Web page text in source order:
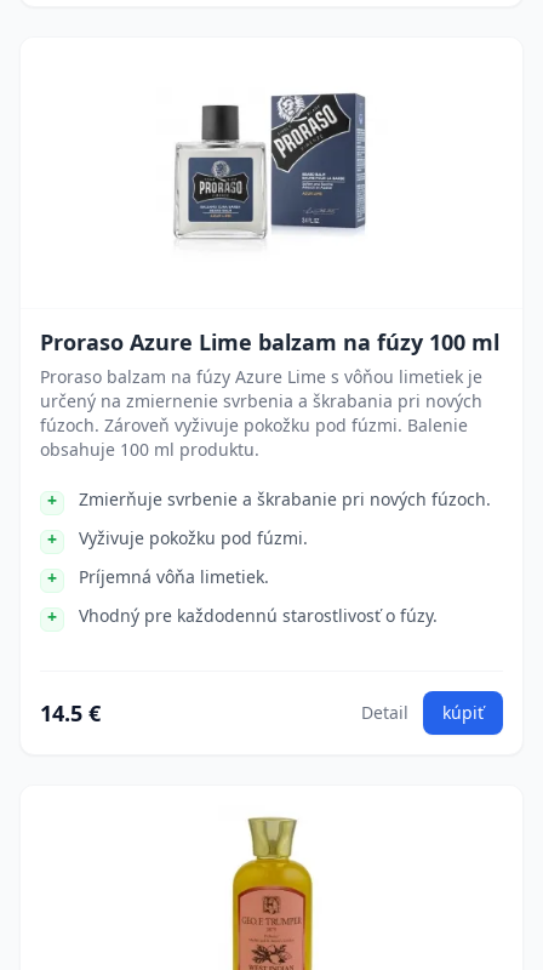
Proraso Azure Lime balzam na fúzy 100 ml
Proraso balzam na fúzy Azure Lime s vôňou limetiek je
určený na zmiernenie svrbenia a škrabania pri nových
fúzoch. Zároveň vyživuje pokožku pod fúzmi. Balenie
obsahuje 100 ml produktu.
Zmierňuje svrbenie a škrabanie pri nových fúzoch.
Vyživuje pokožku pod fúzmi.
Príjemná vôňa limetiek.
Vhodný pre každodennú starostlivosť o fúzy.
14.5 € Detail kúpiť